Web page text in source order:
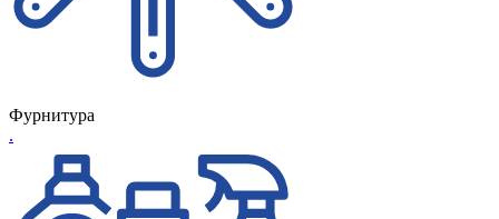
Фурнитура
.